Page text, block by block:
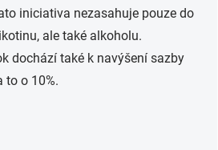
iniciativa nezasahuje pouze do
ale také alkoholu.
dochází také k navýšení sazby
to o 10%.